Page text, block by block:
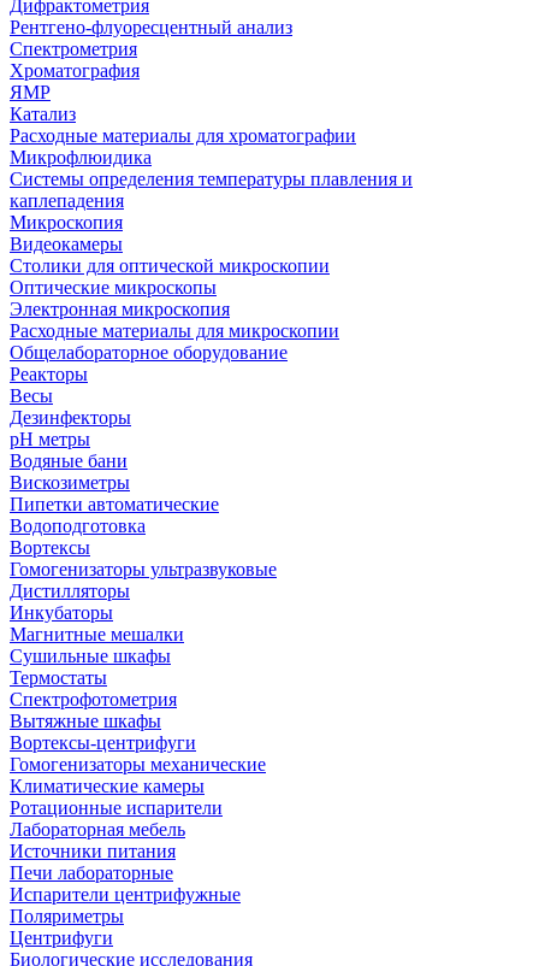
Дифрактометрия
Рентгено-флуоресцентный анализ
Спектрометрия
Хроматография
ЯМР
Катализ
Расходные материалы для хроматографии
Микрофлюидика
Системы определения температуры плавления и
каплепадения
Микроскопия
Видеокамеры
Столики для оптической микроскопии
Оптические микроскопы
Электронная микроскопия
Расходные материалы для микроскопии
Общелабораторное оборудование
Реакторы
Весы
Дезинфекторы
рН метры
Водяные бани
Вискозиметры
Пипетки автоматические
Водоподготовка
Вортексы
Гомогенизаторы ультразвуковые
Дистилляторы
Инкубаторы
Магнитные мешалки
Сушильные шкафы
Термостаты
Спектрофотометрия
Вытяжные шкафы
Вортексы-центрифуги
Гомогенизаторы механические
Климатические камеры
Ротационные испарители
Лабораторная мебель
Источники питания
Печи лабораторные
Испарители центрифужные
Поляриметры
Центрифуги
Биологические исследования